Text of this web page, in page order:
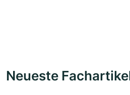
Neueste